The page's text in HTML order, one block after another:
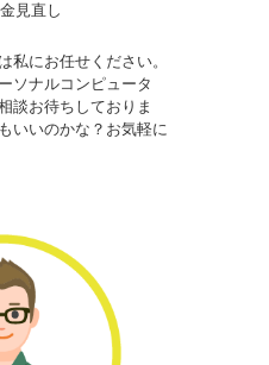
見直し
私にお任せください。
ソナルコンピュータ
談お待ちしておりま
いいのかな？お気軽に